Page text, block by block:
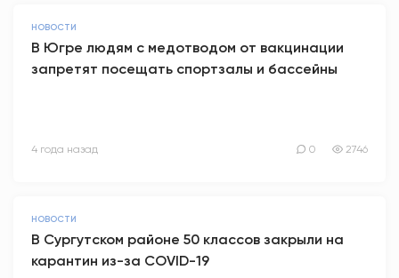
НОВОСТИ
В Югре людям с медотводом от вакцинации
запретят посещать спортзалы и бассейны
4 года назад 0 2746
НОВОСТИ
В Сургутском районе 50 классов закрыли на
карантин из-за COVID-19